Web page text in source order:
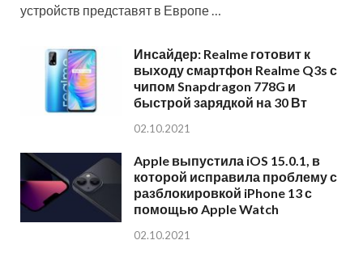
устройств представят в Европе …
Инсайдер: Realme готовит к
выходу смартфон Realme Q3s с
чипом Snapdragon 778G и
быстрой зарядкой на 30 Вт
02.10.2021
Apple выпустила iOS 15.0.1, в
которой исправила проблему с
разблокировкой iPhone 13 с
помощью Apple Watch
02.10.2021